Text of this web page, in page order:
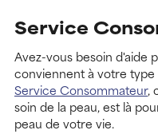
Service
Avez-vous besoin d'aide
conviennent à votre type
Service Consommateur,
soin de la peau, est là
peau de votre vie.